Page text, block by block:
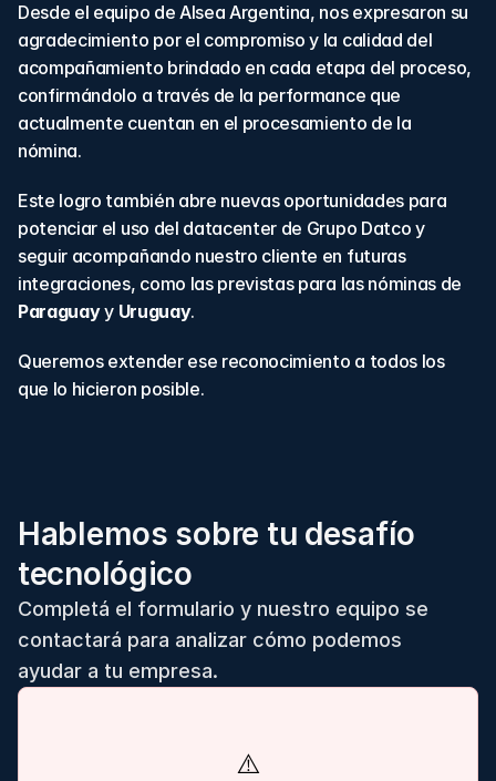
Desde el equipo de Alsea Argentina, nos expresaron su
agradecimiento por el compromiso y la calidad del
acompañamiento brindado en cada etapa del proceso,
confirmándolo a través de la performance que
actualmente cuentan en el procesamiento de la
nómina.
Este logro también abre nuevas oportunidades para
potenciar el uso del datacenter de Grupo Datco y
seguir acompañando nuestro cliente en futuras
Paraguay y Uruguay.
Queremos extender ese reconocimiento a todos los
que lo hicieron posible.
Hablemos sobre tu desafío
tecnológico
Completá el formulario y nuestro equipo se
contactará para analizar cómo podemos
ayudar a tu empresa.